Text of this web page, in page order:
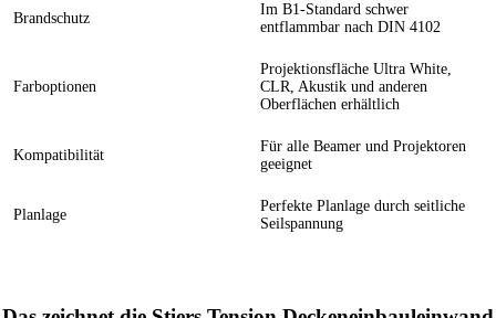
Brandschutz
Im B1-Standard schwer
entflammbar nach DIN 4102
Farboptionen
Projektionsfläche Ultra White,
CLR, Akustik und anderen
Oberflächen erhältlich
Kompatibilität
Für alle Beamer und Projektoren
geeignet
Planlage
Perfekte Planlage durch seitliche
Seilspannung